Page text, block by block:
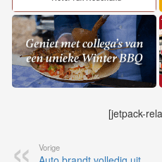
[jetpack-
Vorige